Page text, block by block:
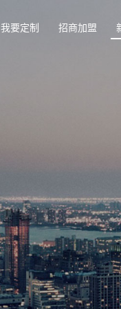
我要定制 招商加盟